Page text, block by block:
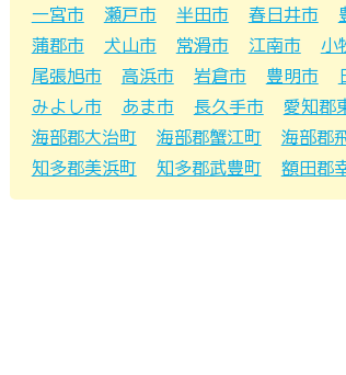
一宮市
瀬戸市 半田市 春日井市
蒲郡市
犬山市 常滑市 江南市 小
尾張旭市
高浜市 岩倉市 豊明市
みよし市
あま市 長久手市 愛知郡
海部郡大治町
海部郡蟹江町 海部郡
知多郡美浜町
知多郡武豊町 額田郡